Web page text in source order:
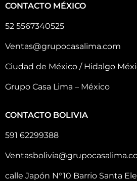
CONTACTO MÉXICO
52 5567340525
Ventas@grupocasalima.com
Ciudad de México / Hidalgo
Grupo Casa Lima – México
CONTACTO BOLIVIA
591 62299388
calle Japón N°10 Barrio Santa